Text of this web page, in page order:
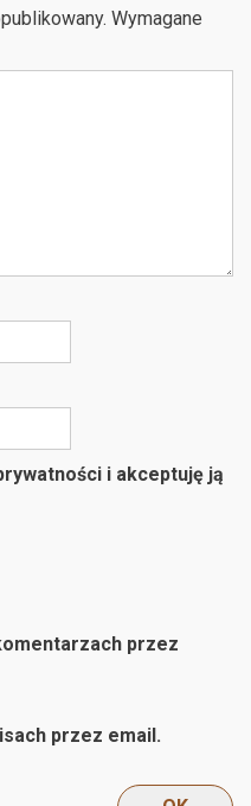
b
o
er es
Wymagane
i akceptuję ją
przez
przez email.